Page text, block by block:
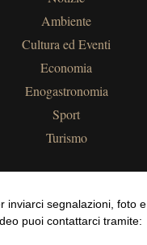
Ambiente
Cultura ed Eventi
Economia
Enogastronomia
Sport
Turismo
inviarci segnalazioni, foto e
puoi contattarci tramite: